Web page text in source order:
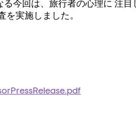
今回は、旅行者の心理に 注目
実施しました。